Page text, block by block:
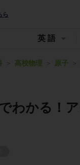
ら
英語
高校物理 原子
わかる！